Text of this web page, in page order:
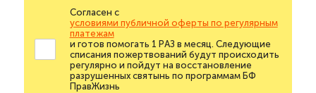
Согласен с
условиями публичной оферты по регулярным
платежам
и готов помогать 1 РАЗ в месяц. Следующие
списания пожертвований будут происходить
регулярно и пойдут на восстановление
разрушенных святынь по программам БФ
ПравЖизнь